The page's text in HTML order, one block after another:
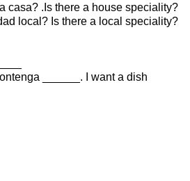
casa? .Is there a house speciality?
local? Is there a local speciality?
______. I want a dish